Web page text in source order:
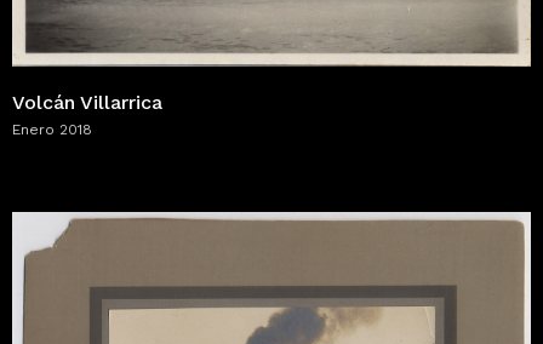
Volcán Villarrica
Enero 2018